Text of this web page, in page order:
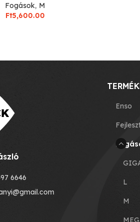
Fogások, M
Ft5,600.00
6646
Enso
L
M